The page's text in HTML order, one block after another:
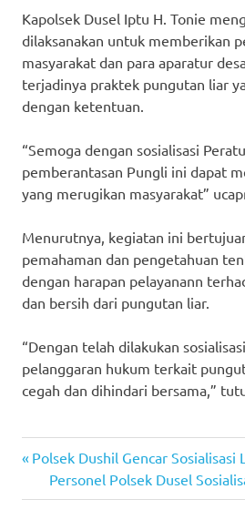
Kapolsek Dusel Iptu H. Tonie
dilaksanakan untuk memberikan
masyarakat dan para aparatur
terjadinya praktek pungutan liar
dengan ketentuan.
“Semoga dengan sosialisasi
pemberantasan Pungli ini dapat
yang merugikan masyarakat”
Menurutnya, kegiatan ini
pemahaman dan pengetahuan
dengan harapan pelayanann
dan bersih dari pungutan liar.
“Dengan telah dilakukan
pelanggaran hukum terkait
cegah dan dihindari bersama,”
Post
navigation
Previous
Post:
Polsek Dushil Gencar Sosialisasi
Next
Post:
Personel Polsek Dusel